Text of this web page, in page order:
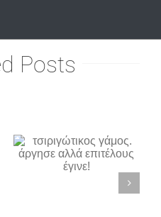
Posts
chic γάμος
στα
Τρίκαλα